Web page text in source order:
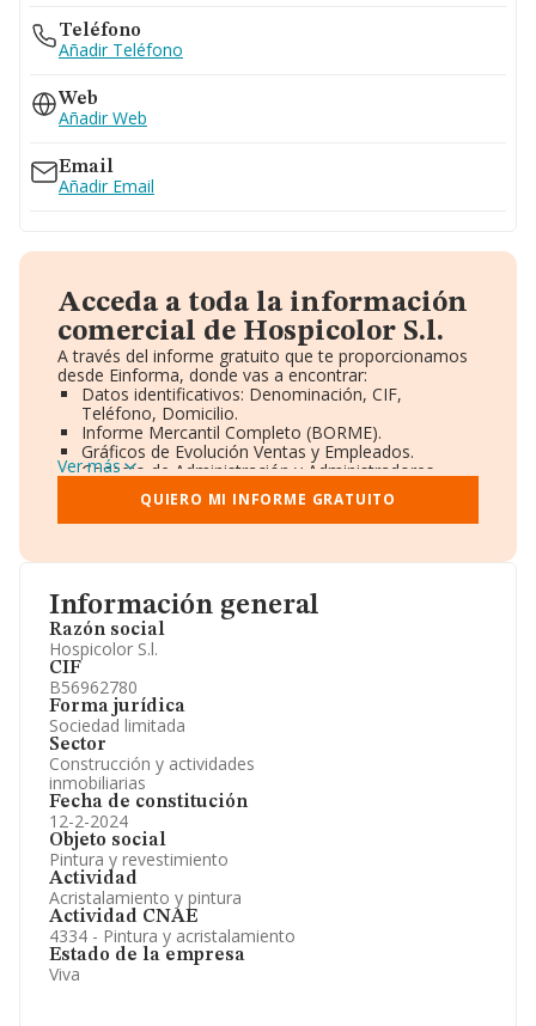
Información general
Razón social
Hospicolor S.l.
CIF
B56962780
Forma jurídica
Sociedad limitada
Sector
Construcción y actividades
inmobiliarias
Fecha de constitución
12-2-2024
Objeto social
Pintura y revestimiento
Actividad
Acristalamiento y pintura
Actividad CNAE
4334 - Pintura y acristalamiento
Estado de la empresa
Viva
Teléfono
Añadir Teléfono
Web
Añadir Web
Email
Añadir Email
Acceda a toda la información
comercial de Hospicolor S.l.
A través del informe gratuito que te proporcionamos
desde Einforma, donde vas a encontrar:
Datos identificativos: Denominación, CIF,
Teléfono, Domicilio.
Informe Mercantil Completo (BORME).
Gráficos de Evolución Ventas y Empleados.
Consejo de Administración y Administradores.
Directivos y Ejecutivos.
Accionistas.
Participaciones y Vinculaciones en otras empresas.
Información oficial y registral complementaria.
Ver más
QUIERO MI INFORME GRATUITO